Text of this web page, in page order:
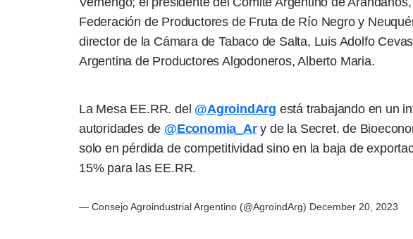
Federación de Productores de Fruta de Río Negro y
director de la Cámara de Tabaco de Salta, Luis Adolfo
Argentina de Productores Algodoneros, Alberto Maria.
La Mesa EE.RR. del @AgroindArg está trabajando en un
autoridades de @Economia_Ary de la Secret. de
solo en pérdida de competitividad sino en la baja de
15% para las EE.RR.
— Consejo Agroindustrial Argentino (@AgroindArg) December 20, 2023